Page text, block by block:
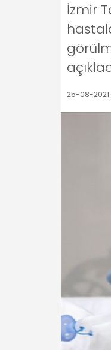
İzmir
25-08-2021